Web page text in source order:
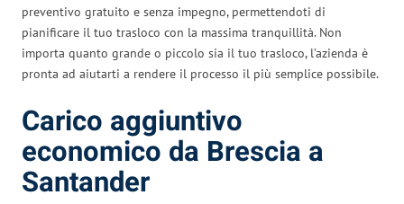
preventivo gratuito e senza impegno, permettendoti di
pianificare il tuo trasloco con la massima tranquillità. Non
importa quanto grande o piccolo sia il tuo trasloco, l’azienda è
pronta ad aiutarti a rendere il processo il più semplice possibile.
Carico aggiuntivo
economico da Brescia a
Santander